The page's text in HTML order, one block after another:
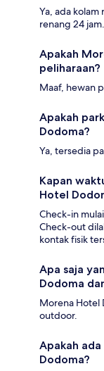
Ya, ada
renang 24 jam.
Apakah
peliharaan?
Maaf, hewan
Apakah
Dodoma?
Ya, tersedia
Kapan
Hotel
Check-in
Check-out
kontak fisik
Apa saja
Dodoma
Morena Hotel
outdoor.
Apakah
Dodoma?